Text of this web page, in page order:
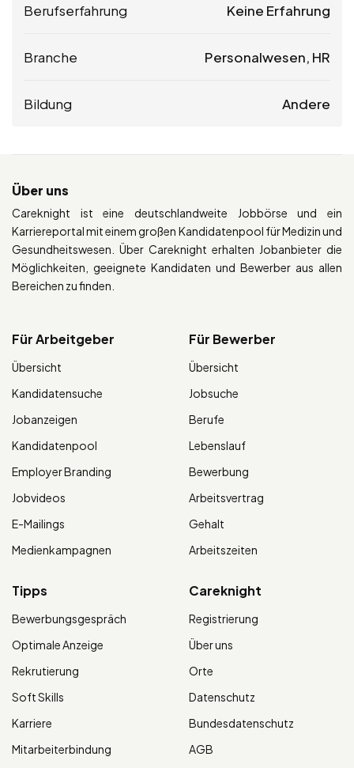
Berufserfahrung Keine Erfahrung
Branche Personalwesen, HR
Bildung Andere
Über uns
Careknight ist eine deutschlandweite Jobbörse und ein
Karriereportal mit einem großen Kandidatenpool für Medizin und
Gesundheitswesen. Über Careknight erhalten Jobanbieter die
Möglichkeiten, geeignete Kandidaten und Bewerber aus allen
Bereichen zu finden.
Für Arbeitgeber
Übersicht
Kandidatensuche
Jobanzeigen
Kandidatenpool
Employer Branding
Jobvideos
E-Mailings
Medienkampagnen
Für Bewerber
Übersicht
Jobsuche
Berufe
Lebenslauf
Bewerbung
Arbeitsvertrag
Gehalt
Arbeitszeiten
Tipps
Bewerbungsgespräch
Optimale Anzeige
Rekrutierung
Soft Skills
Karriere
Mitarbeiterbindung
Careknight
Registrierung
Über uns
Orte
Datenschutz
Bundesdatenschutz
AGB